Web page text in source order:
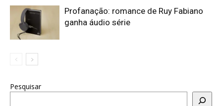
Profanação: romance de Ruy Fabiano
ganha áudio série
Pesquisar